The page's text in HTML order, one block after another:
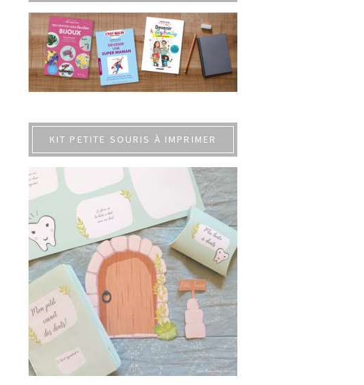
KIT PETITE SOURIS À IMPRIMER